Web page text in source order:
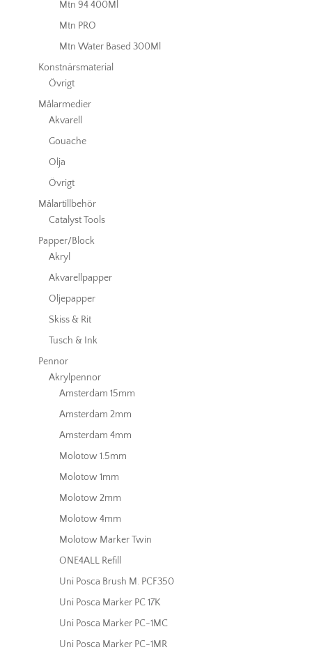
Mtn 94 400Ml
Mtn PRO
Mtn Water Based 300Ml
Konstnärsmaterial
Övrigt
Målarmedier
Akvarell
Gouache
Olja
Övrigt
Målartillbehör
Catalyst Tools
Papper/Block
Akryl
Akvarellpapper
Oljepapper
Skiss & Rit
Tusch & Ink
Pennor
Akrylpennor
Amsterdam 15mm
Amsterdam 2mm
Amsterdam 4mm
Molotow 1.5mm
Molotow 1mm
Molotow 2mm
Molotow 4mm
Molotow Marker Twin
ONE4ALL Refill
Uni Posca Brush M. PCF350
Uni Posca Marker PC 17K
Uni Posca Marker PC-1MC
Uni Posca Marker PC-1MR